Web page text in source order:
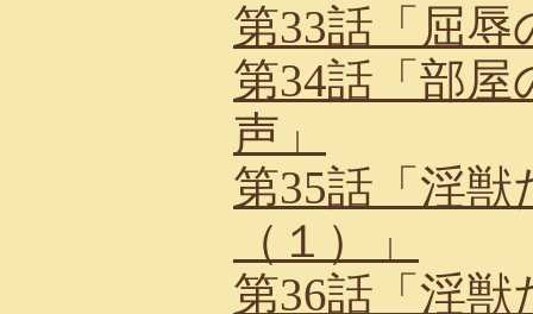
第33話「屈
第34話「部
声」
第35話「淫獣
（１）」
第36話「淫獣